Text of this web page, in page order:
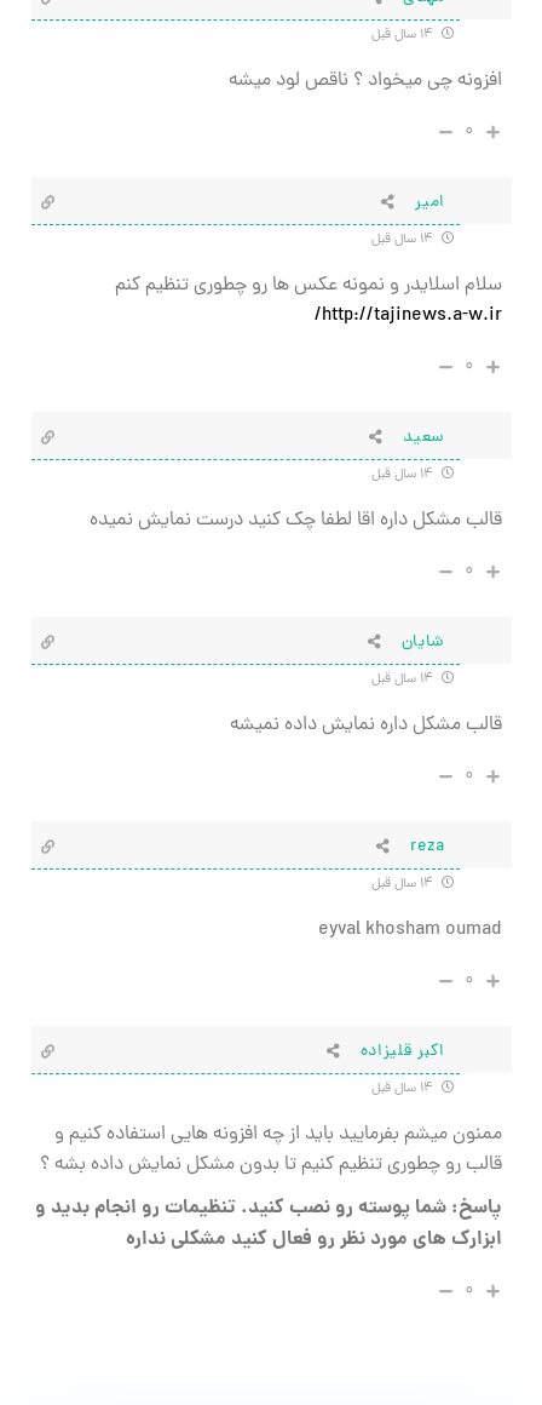
افزونه چی میخواد ؟ ناقص لود میشه
۰
سلام اسلایدر و نمونه عکس ها رو چطوری تنظیم کنم
http://tajinews.a-w.ir/
۰
سعيد
قالب مشكل داره اقا لطفا چك كنيد درست نمايش نميده
۰
شایان
قالب مشکل داره نمایش داده نمیشه
۰
reza
eyval khosham oumad
۰
اکبر قلیزاده
ممنون میشم بفرمایید باید از چه افزونه هایی استفاده کنیم و
قالب رو چطوری تنظیم کنیم تا بدون مشکل نمایش داده بشه ؟
پاسخ: شما پوسته رو نصب کنید. تنظیمات رو انجام بدید و
ابزارک های مورد نظر رو فعال کنید مشکلی نداره
۰